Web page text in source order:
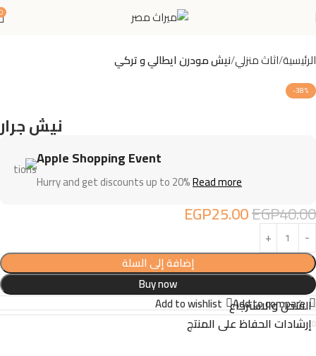
الرئيسية اثاث منزلي نيش مودرن ايطالي و تركي
-38%
نيش جرار
Apple Shopping Event
Hurry and get discounts up to 20%Read more
EGP40.00
EGP25.00
إضافة إلى السلة
Buy now
Add to compare
Add to wishlist الشحن والاسترجاع
إرشادات الحفاظ على المنتج